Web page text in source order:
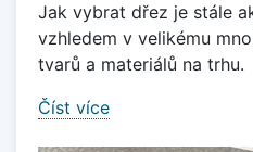
Jak vybrat dřez je stále
vzhledem v velikému
tvarů a materiálů na trhu.
Číst více